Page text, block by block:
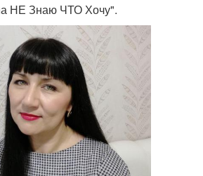
НЕ Знаю ЧТО Хочу".